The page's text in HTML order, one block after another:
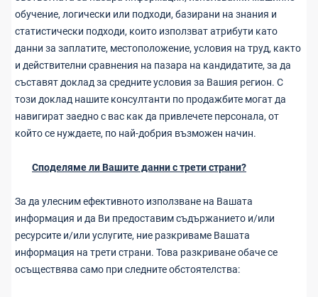
обучение, логически или подходи, базирани на знания и
статистически подходи, които използват атрибути като
данни за заплатите, местоположение, условия на труд, както
и действителни сравнения на пазара на кандидатите, за да
съставят доклад за средните условия за Вашия регион. С
този доклад нашите консултанти по продажбите могат да
навигират заедно с вас как да привлечете персонала, от
който се нуждаете, по най-добрия възможен начин.
Споделяме ли Вашите данни с трети страни?
За да улесним ефективното използване на Вашата
информация и да Ви предоставим съдържанието и/или
ресурсите и/или услугите, ние разкриваме Вашата
информация на трети страни. Това разкриване обаче се
осъществява само при следните обстоятелства: